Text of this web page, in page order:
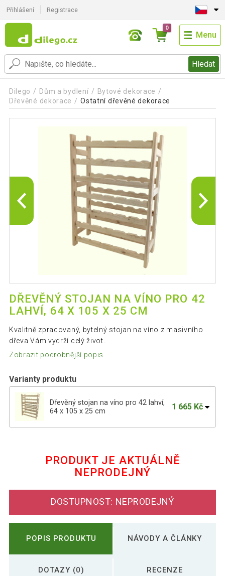
Přihlášení Registrace
Hledat
0
Menu
Dilego Dům a bydlení
Bytové dekorace
Dřevěné dekorace
Ostatní dřevěné dekorace
DŘEVĚNÝ STOJAN NA VÍNO PRO 42
LAHVÍ, 64 X 105 X 25 CM
Kvalitně zpracovaný, bytelný stojan na víno z masivního
dřeva Vám vydrží celý život.
Zobrazit podrobnější popis
Varianty produktu
Dřevěný stojan na víno pro 42 lahví,
64 x 105 x 25 cm
1 665 Kč
Dřevěný stojan na víno 16 lahví 44×60×25
Dřevěný stojan na víno 20 lahví 44×75×25
cm, česká výroba
Dřevěný stojan na víno 24 lahví
44×90×25 cm, česká výroba
PRODUKT JE AKTUÁLNĚ
NEPRODEJNÝ
DOSTUPNOST: NEPRODEJNÝ
POPIS PRODUKTU NÁVODY A ČLÁNKY
DOTAZY (0) RECENZE